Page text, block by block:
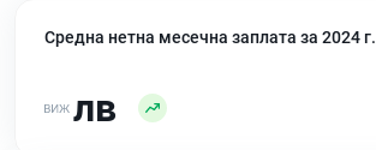
Средна нетна месечна заплата за 2024 г.
лв